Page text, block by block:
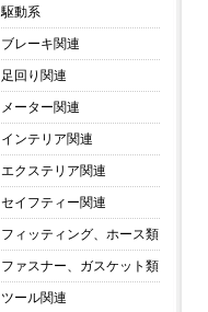
駆動系
ブレーキ関連
足回り関連
メーター関連
インテリア関連
エクステリア関連
セイフティー関連
フィッティング、ホース類
ファスナー、ガスケット類
ツール関連